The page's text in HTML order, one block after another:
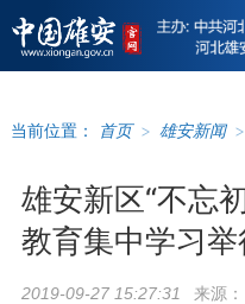
当前位置： 首页 > 雄安新闻 >
雄安新区“不忘
教育集中学习
2019-09-27 15:27:31 来源：